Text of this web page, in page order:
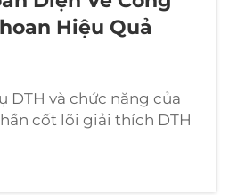
Hiệu Quả
DTH và chức năng của
cốt lõi giải thích DTH
là Down-the-Hole
trọng để khoan qua các
ngày nay. Những dụng